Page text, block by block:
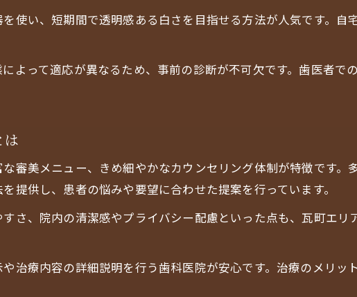
歯医者で実現する口元の美しさと健康維持
歯医者が提案する最新ホワイトニング事情
歯医者で分かるホワイトニング薬剤の選び方
歯医者で安心して始めるホワイトニング効果
使い、短期間で透明感ある白さを目指せる方法が人気です。自
よって適応が異なるため、事前の診断が不可欠です。歯医者で
は
審美メニュー、きめ細やかなカウンセリング体制が特徴です。
提供し、患者の悩みや要望に合わせた提案を行っています。
さ、院内の清潔感やプライバシー配慮といった点も、瓦町エリ
治療内容の詳細説明を行う歯科医院が安心です。治療のメリッ